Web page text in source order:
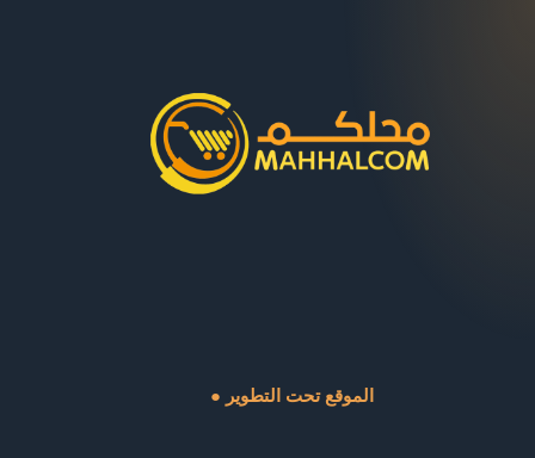
● الموقع تحت التطوير